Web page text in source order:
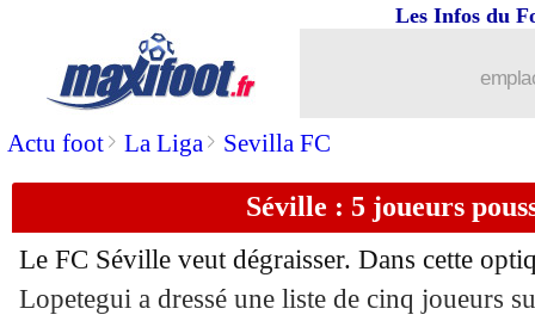
Actu foot> La Liga> Sevilla FC
Les Infos du
Séville : 5 joueurs
Le FC Séville veut dégraisser. Dans cette
Lopetegui a dressé une liste de cinq joueurs
Euro (U19) : les Bleuettes
28/07 PSG: 5 jeunes vont quitter le groupe
: Bordeaux battu par
28/07 Amical: l'ASSE accrochée par
28/07 Amical: Arsenal 1-2 Lyon (fini)